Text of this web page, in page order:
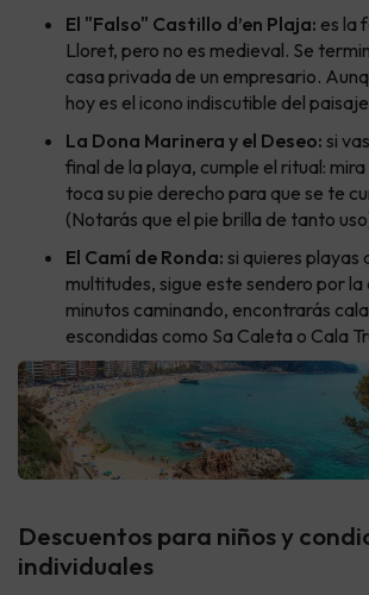
El "Falso" Castillo d’en Plaja: es la
Lloret, pero no es medieval. Se
casa privada de un empresario.
hoy es el icono indiscutible del
La Dona Marinera y el Deseo: si
final de la playa, cumple el ritual:
toca su pie derecho para que se te
(Notarás que el pie brilla de tanto
El Camí de Ronda: si quieres playas
multitudes, sigue este sendero por la
minutos caminando, encontrarás
escondidas como Sa Caleta o Cala
Descuentos para niños y
individuales